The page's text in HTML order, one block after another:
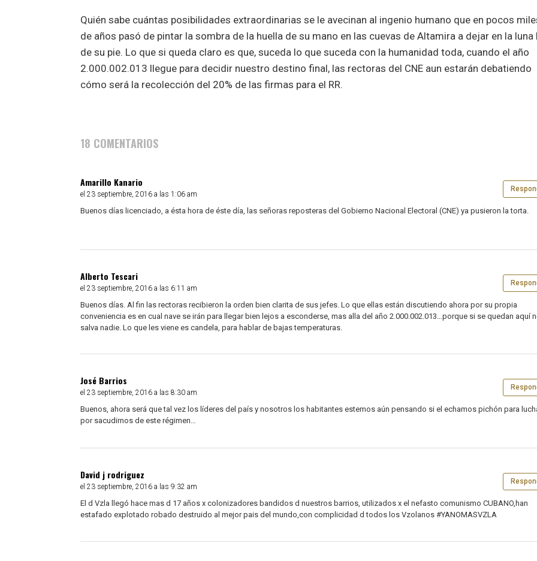
Quién sabe cuántas posibilidades extraordinarias se le avecinan al ingenio humano que en pocos
de años pasó de pintar la sombra de la huella de su mano en las cuevas de Altamira a dejar en la luna
de su pie. Lo que si queda claro es que, suceda lo que suceda con la humanidad toda, cuando el año
2.000.002.013 llegue para decidir nuestro destino final, las rectoras del CNE aun estarán debatiendo
cómo será la recolección del 20% de las firmas para el RR.
18 COMENTARIOS
Amarillo Kanario
el 23 septiembre, 2016 a las 1:06 am
Buenos días licenciado, a ésta hora de éste día, las señoras reposteras del Gobierno Nacional Electoral (CNE) ya pusieron la torta.
Alberto Tescari
el 23 septiembre, 2016 a las 6:11 am
Buenos días. Al fin las rectoras recibieron la orden bien clarita de sus jefes. Lo que ellas están discutiendo ahora por su propia
conveniencia es en cual nave se irán para llegar bien lejos a esconderse, mas alla del año 2.000.002.013…porque si se quedan aquí
salva nadie. Lo que les viene es candela, para hablar de bajas temperaturas.
José Barrios
el 23 septiembre, 2016 a las 8:30 am
Buenos, ahora será que tal vez los líderes del país y nosotros los habitantes estemos aún pensando si el echamos pichón para
por sacudirnos de este régimen…
David j rodriguez
el 23 septiembre, 2016 a las 9:32 am
El d Vzla llegó hace mas d 17 años x colonizadores bandidos d nuestros barrios, utilizados x el nefasto comunismo CUBANO,han
estafado explotado robado destruido al mejor pais del mundo,con complicidad d todos los Vzolanos #YANOMASVZLA